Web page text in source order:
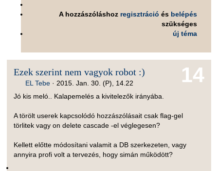
A hozzászóláshoz regisztráció és belépés
szükséges
új téma
14
Ezek szerint nem vagyok robot :)
EL Tebe · 2015. Jan. 30. (P), 14.22
Jó kis meló.. Kalapemelés a kivitelezők irányába.
A törölt userek kapcsolódó hozzászólásait csak flag-gel
törlitek vagy on delete cascade -el véglegesen?
Kellett előtte módosítani valamit a DB szerkezeten, vagy
annyira profi volt a tervezés, hogy simán működött?